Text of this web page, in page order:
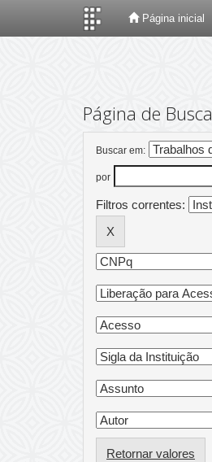
Página inicial
Página de Busca
Buscar em:
por
Filtros correntes:
Retornar valores